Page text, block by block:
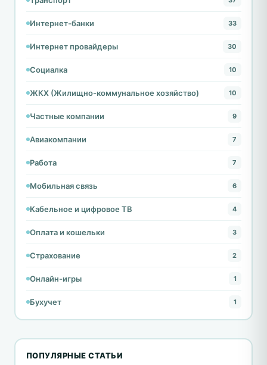
Интернет-банки 33
Интернет провайдеры 30
Социалка 10
ЖКХ (Жилищно-коммунальное хозяйство) 10
Частные компании 9
Авиакомпании 7
Работа 7
Мобильная связь 6
Кабельное и цифровое ТВ 4
Оплата и кошельки 3
Страхование 2
Онлайн-игры 1
Бухучет 1
ПОПУЛЯРНЫЕ СТАТЬИ